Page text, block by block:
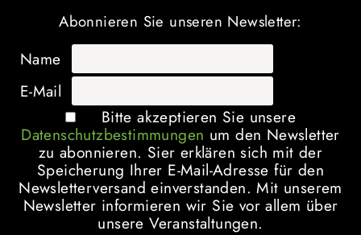
Abonnieren Sie unseren Newsletter:
Name
E-Mail
Bitte akzeptieren Sie unsere
Datenschutzbestimmungen um den Newsletter
zu abonnieren. Sier erklären sich mit der
Speicherung Ihrer E-Mail-Adresse für den
Newsletterversand einverstanden. Mit unserem
Newsletter informieren wir Sie vor allem über
unsere Veranstaltungen.